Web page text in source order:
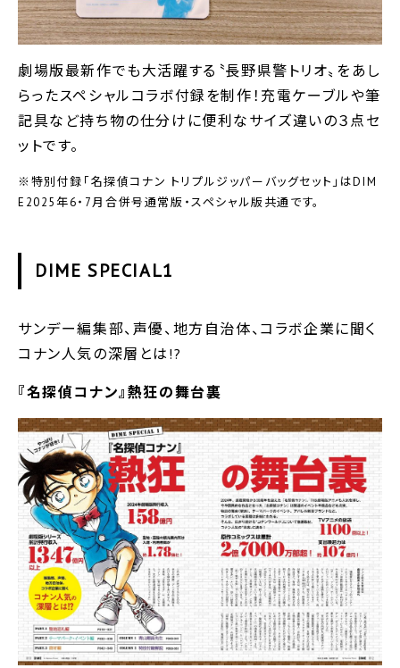
劇場版最新作でも大活躍する〝長野県警トリオ〟をあし
らったスペシャルコラボ付録を制作！充電ケーブルや筆
記具など持ち物の仕分けに便利なサイズ違いの３点セ
ットです。
※特別付録「名探偵コナン トリプルジッパーバッグセット」はDIM
E2025年6・7月合併号通常版・スペシャル版共通です。
DIME SPECIAL1
サンデー編集部、声優、地方自治体、コラボ企業に聞く
コナン人気の深層とは!?
『名探偵コナン』熱狂の舞台裏